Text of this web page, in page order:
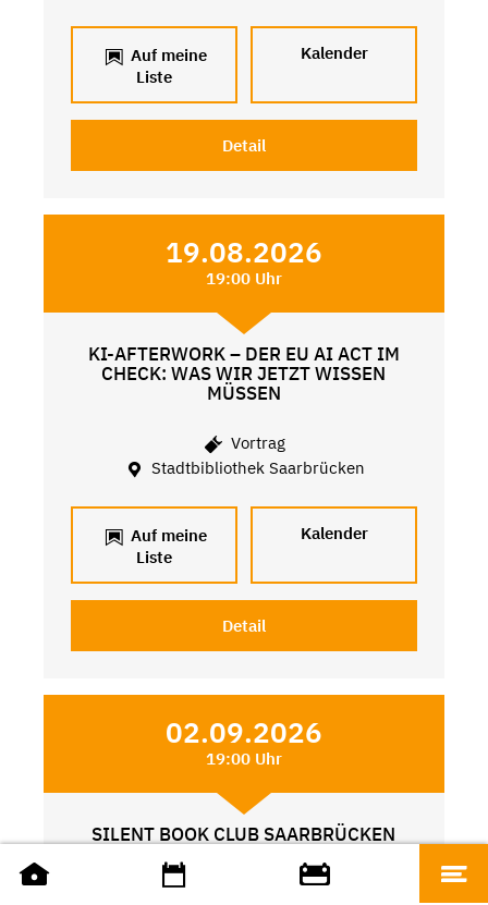
Auf meine
Liste
Kalender
Detail
19.08.2026
19:00 Uhr
KI-AFTERWORK – DER EU AI ACT IM
CHECK: WAS WIR JETZT WISSEN
MÜSSEN
Vortrag
Stadtbibliothek Saarbrücken
Auf meine
Liste
Kalender
Detail
02.09.2026
19:00 Uhr
SILENT BOOK CLUB SAARBRÜCKEN
Weitere Angebote